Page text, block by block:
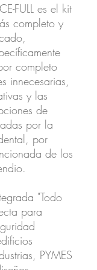
FULL es el kit
completo y
completo
innecesarias,
y las
de
por la
por
de los
"Todo
para
PYMES